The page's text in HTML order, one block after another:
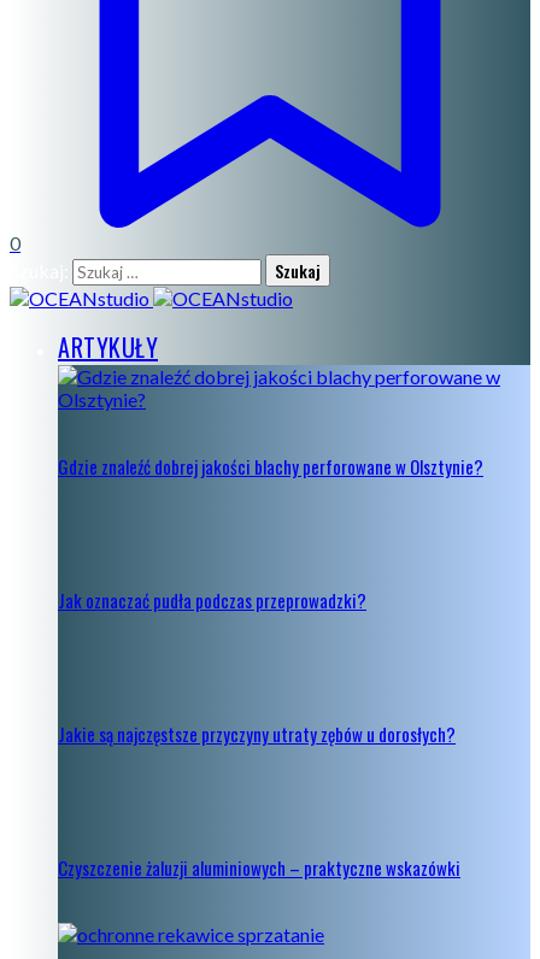
0
ARTYKUŁY
Gdzie znaleźć dobrej jakości blachy perforowane w Olsztynie?
Jak oznaczać pudła podczas przeprowadzki?
Jakie są najczęstsze przyczyny utraty zębów u dorosłych?
Czyszczenie żaluzji aluminiowych – praktyczne wskazówki